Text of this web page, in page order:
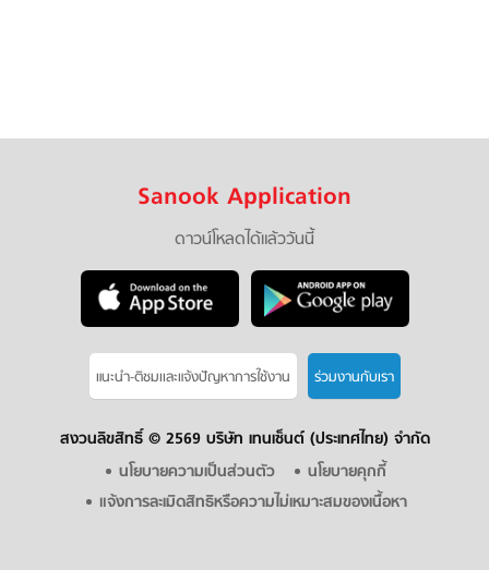
Sanook Application
ดาวน์โหลดได้แล้ววันนี้
แนะนำ-ติชมเเละแจ้งปัญหาการใช้งาน ร่วมงานกับเรา
สงวนลิขสิทธิ์ © 2569 บริษัท เทนเซ็นต์ (ประเทศไทย) จำกัด
นโยบายความเป็นส่วนตัว
นโยบายคุกกี้
แจ้งการละเมิดสิทธิหรือความไม่เหมาะสมของเนื้อหา